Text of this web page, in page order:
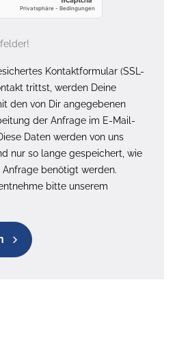
Kontaktformular (SSL-
trittst, werden Deine
den von Dir angegebenen
der Anfrage im E-Mail-
Daten werden von uns
nur so lange gespeichert, wie
benötigt werden.
bitte unserem